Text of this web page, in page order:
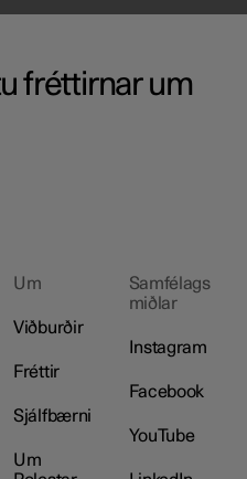
fréttirnar um
Um
Viðburðir
Fréttir
Sjálfbærni
Um
Samfélags
miðlar
Instagram
Facebook
YouTube